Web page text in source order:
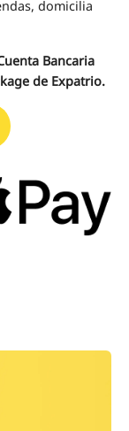
domicilia
Bancaria
de Expatrio.